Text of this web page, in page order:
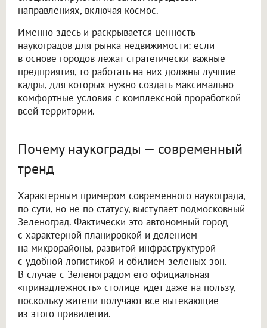
направлениях, включая космос.
Именно здесь и раскрывается ценность
наукоградов для рынка недвижимости: если
в основе городов лежат стратегически важные
предприятия, то работать на них должны лучшие
кадры, для которых нужно создать максимально
комфортные условия с комплексной проработкой
всей территории.
Почему наукограды — современный
тренд
Характерным примером современного наукограда,
по сути, но не по статусу, выступает подмосковный
Зеленоград. Фактически это автономный город
с характерной планировкой и делением
на микрорайоны, развитой инфраструктурой
с удобной логистикой и обилием зеленых зон.
В случае с Зеленоградом его официальная
«принадлежность» столице идет даже на пользу,
поскольку жители получают все вытекающие
из этого привилегии.